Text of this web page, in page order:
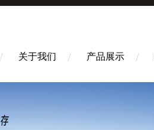
关于我们 产品展示